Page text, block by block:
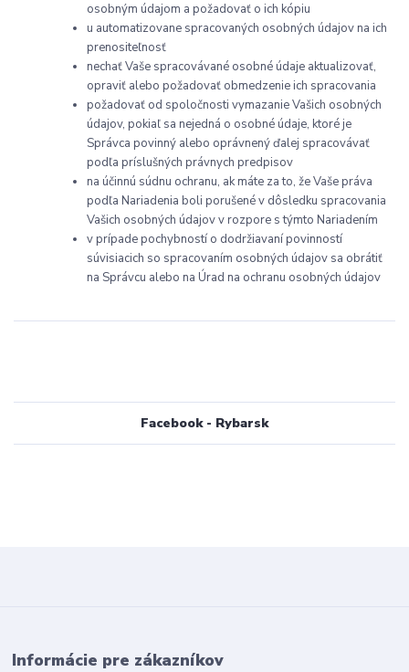
Facebook - Rybarsk
osobným údajom a požadovať o ich kópiu
u automatizovane spracovaných osobných údajov na ich
prenositeľnosť
nechať Vaše spracovávané osobné údaje aktualizovať,
opraviť alebo požadovať obmedzenie ich spracovania
požadovať od spoločnosti vymazanie Vašich osobných
údajov, pokiaľ sa nejedná o osobné údaje, ktoré je
Správca povinný alebo oprávnený ďalej spracovávať
podľa príslušných právnych predpisov
na účinnú súdnu ochranu, ak máte za to, že Vaše práva
podľa Nariadenia boli porušené v dôsledku spracovania
Vašich osobných údajov v rozpore s týmto Nariadením
v prípade pochybností o dodržiavaní povinností
súvisiacich so spracovaním osobných údajov sa obrátiť
na Správcu alebo na Úrad na ochranu osobných údajov
Informácie pre zákazníkov